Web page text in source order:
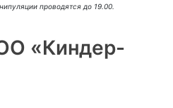
проводятся до 19.00.
«Киндер-